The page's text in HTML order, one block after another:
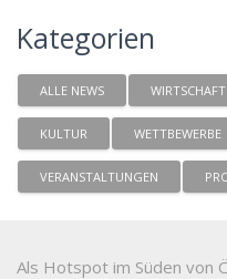
Kategorien
ALLE NEWS
KULTUR WETTBEWERBE
VERANSTALTUNGEN
Als Hotspot im Süden von